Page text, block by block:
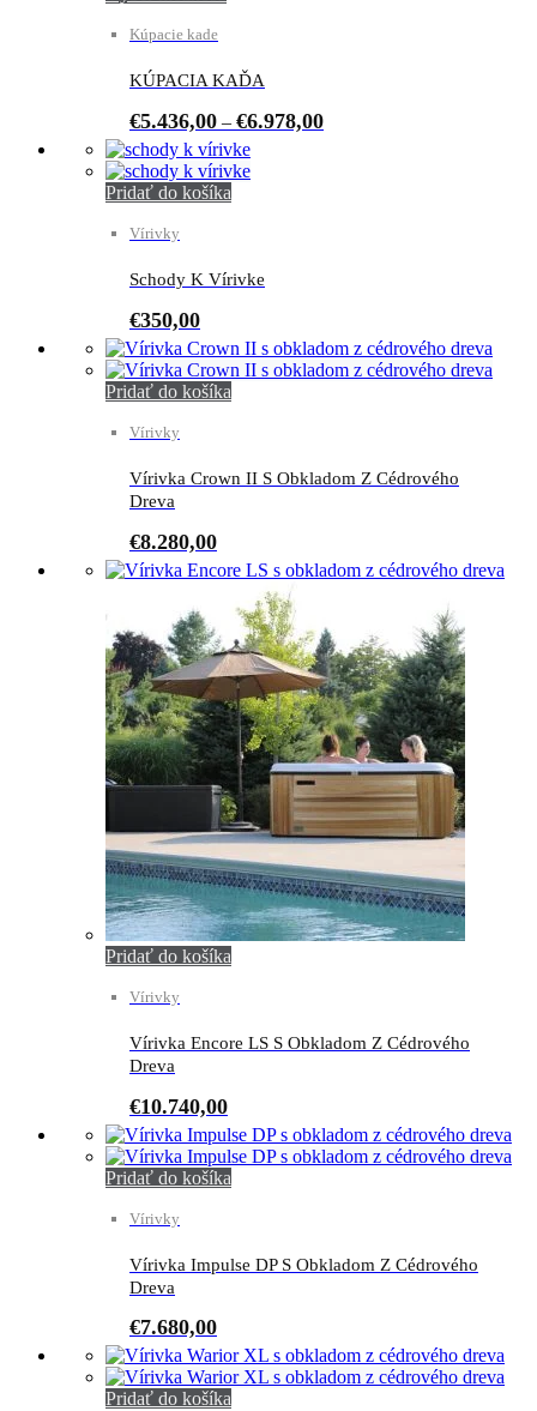
variants.
options
may
be
chosen
on
page
Kúpacie kade
KÚPACIA KAĎA
€5.436,00 – €6.978,00
Pridať do košíka
Vírivky
Schody K Vírivke
€350,00
Pridať do košíka
Vírivky
Vírivka Crown II S Obkladom Z Cédrového
Dreva
€8.280,00
Pridať do košíka
Vírivky
Vírivka Encore LS S Obkladom Z Cédrového
Dreva
€10.740,00
Pridať do košíka
Vírivky
Vírivka Impulse DP S Obkladom Z Cédrového
Dreva
€7.680,00
Pridať do košíka